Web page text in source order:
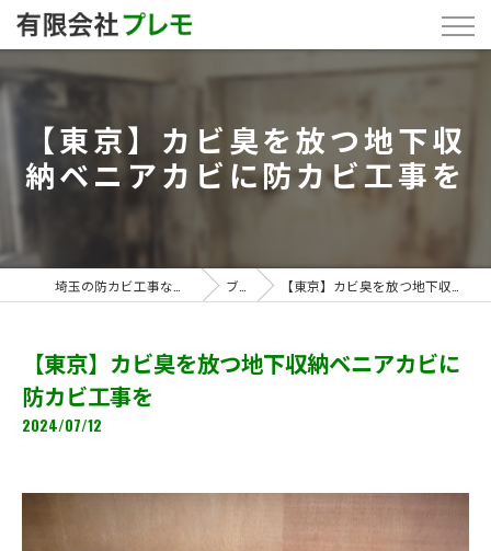
【東京】カビ臭を放つ地下収
納ベニアカビに防カビ工事を
ブログ 【東京】カビ臭を放つ地下収納ベニアカビに防カビ工事を
【東京】カビ臭を放つ地下収納ベニアカビに
防カビ工事を
2024/07/12